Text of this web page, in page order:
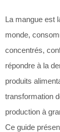
La mangue est
monde,
concentrés,
répondre à la
produits
transformation
production à
Ce guide